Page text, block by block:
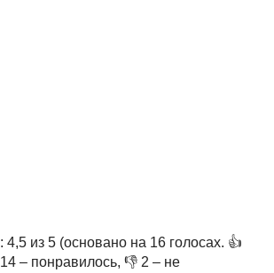
: 4,5 из 5 (основано на 16 голосах. 👍
14 – понравилось, 👎 2 – не